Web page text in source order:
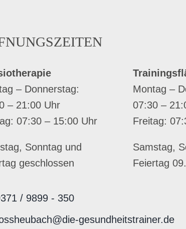
– Donnerstag:
– 21:00 Uhr
07:30 – 15:00 Uhr
Sonntag und
geschlossen
Montag –
07:30 –
Freitag:
Samstag,
Feiertag
/ 9899 - 350
gesundheitstrainer.de